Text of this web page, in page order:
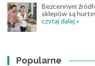
Bezcennym
sklepów są
czytaj dalej »
Popularne